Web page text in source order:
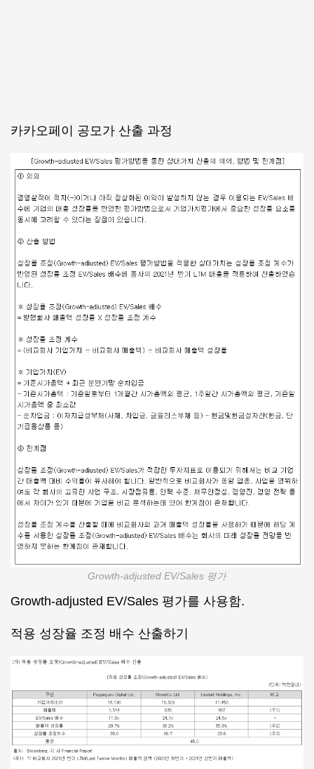
카카오페이 공모가 산출 과정
Growth-adjusted EV/Sales 평가
Growth-adjusted EV/Sales 평가를 사용함.
적용 성장율 조정 배수 산출하기